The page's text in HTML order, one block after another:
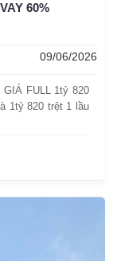
60%
09/06/2026
GIÁ FULL 1tỷ 820
1tỷ 820 trệt 1 lầu